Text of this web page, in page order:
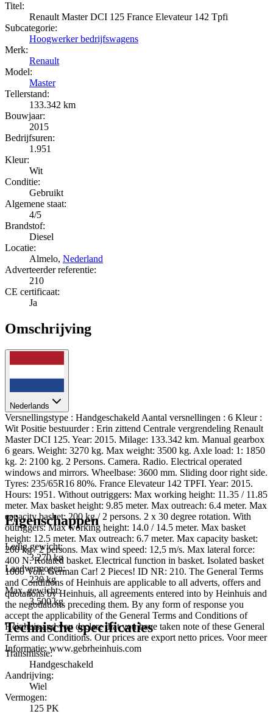
Titel:
Renault Master DCI 125 France Elevateur 142 Tpfi
Subcategorie:
Hoogwerker bedrijfswagens
Merk:
Renault
Model:
Master
Tellerstand:
133.342 km
Bouwjaar:
2015
Bedrijfsuren:
1.951
Kleur:
Wit
Conditie:
Gebruikt
Algemene staat:
4/5
Brandstof:
Diesel
Locatie:
Almelo, Nederland
Adverteerder referentie:
210
CE certificaat:
Ja
Omschrijving
Nederlands
Versnellingstype : Handgeschakeld Aantal versnellingen : 6 Kleur :
Wit Positie bestuurder : Erin zittend Centrale vergrendeling Renault
Master DCI 125. Year: 2015. Milage: 133.342 km. Manual gearbox
6 gears. Weight: 3270 kg. Max weight: 3500 kg. Axle load: 1: 1850
kg. 2: 2100 kg. 2 Persons. Camera. Radio. Electrical operated
windows and mirrors. Wheelbase: 3600 mm. Sliding door right side.
Tyres: 235/65R16 80%. France Elevateur 142 TPFI. Year: 2015.
Hours: 1951. Without outriggers: Max working height: 11.35 / 11.85
meter. Max basket height: 9.85 meter. Max outreach: 6.4 meter. Max
capacity basket: 200 kg / 2 persons. 2 x 30 degree rotation. With
outriggers: Max working height: 14.0 / 14.5 meter. Max basket
height: 12.5 meter. Max outreach: 6.7 meter. Max capacity basket:
200 kg / 2 persons. Max wind speed: 12,5 m/s. Max lateral force:
400 N. Rotated basket. Electrical function in basket. Isolated basket
1000 Volt. German Car! 2 Pieces! ID NR: 210. The General Terms
and Conditions of Heinhuis are applicable to all adverts, offers and
quotations by Heinhuis, all agreements entered into by Heinhuis and
the negotiations preceding them. By any form of response you
accept the applicability of the General Terms and Conditions of
Heinhuis and you declare that you have taken note of these General
Terms and Conditions. Our prices are export netto prices. Voor meer
Informatie: www.gebrheinhuis.com
Eigenschappen
Ledig gewicht:
3.270 kg
Laadvermogen:
230 kg
Max. gewicht:
3.500 kg
Technische specificaties
Transmissie:
Handgeschakeld
Aandrijving:
Wiel
Vermogen:
125 PK